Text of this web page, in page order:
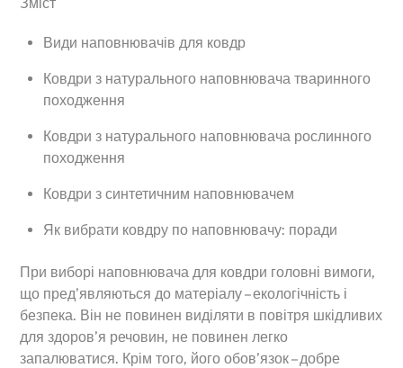
Види наповнювачів для ковдр
Ковдри з натурального наповнювача тваринного
походження
Ковдри з натурального наповнювача рослинного
походження
Ковдри з синтетичним наповнювачем
Як вибрати ковдру по наповнювачу: поради
При виборі наповнювача для ковдри головні вимоги,
що пред’являються до матеріалу – екологічність і
безпека. Він не повинен виділяти в повітря шкідливих
для здоров’я речовин, не повинен легко
запалюватися. Крім того, його обов’язок – добре